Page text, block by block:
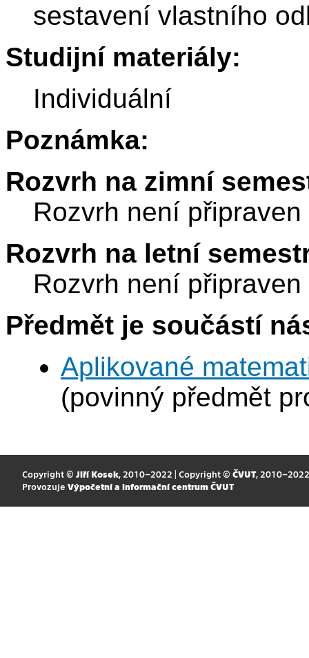
sestavení vlastního
Studijní materiály:
Individuální
Poznámka:
Rozvrh na zimní
Rozvrh není připraven
Rozvrh na letní
Rozvrh není připraven
Předmět je součástí
Aplikované
(povinný předmět
Copyright © Jiří Kosek, 2010–2022 | Copyright © ČVUT, 2010–2022
Provozuje Výpočetní a informační centrum ČVUT